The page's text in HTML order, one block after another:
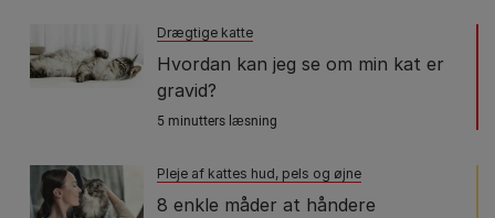
Drægtige katte
Hvordan kan jeg se om min kat er
gravid?
5 minutters læsning
Pleje af kattes hud, pels og øjne
8 enkle måder at håndere